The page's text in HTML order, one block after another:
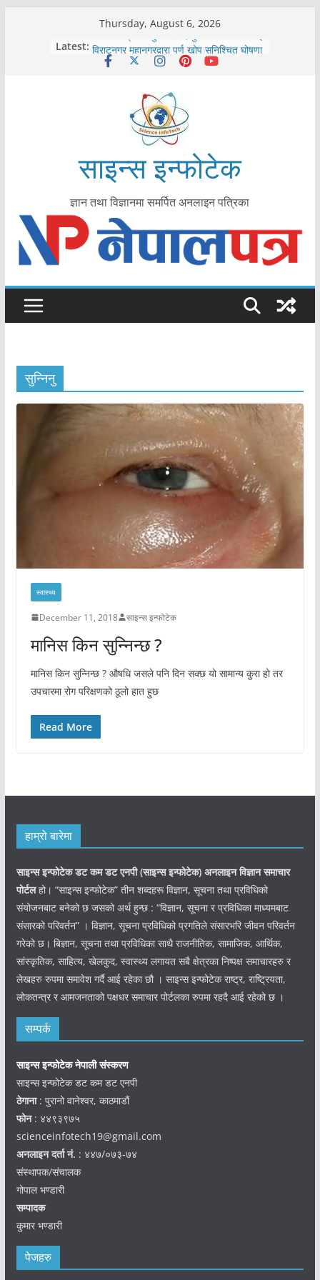
Thursday, August 6, 2026
Latest:
कोरोना संक्रमण पुष्टिपछि दार्चुलाका सीमामा कडाइ
विराटनगर महानगरद्वारा पूर्ण खोप सुनिश्चित घोषणा
तयारी
आयुर्वेद चिकित्सा प्रणालीको भूमिका महत्वपूर्ण छ :
मुख्यमन्त्री शाह
काभ्रेपलाञ्चोकमा आयुर्वेद स्वास्थ्योपचारतर्फ
साइन्स इन्फोटेक
ज्ञान तथा विज्ञानमा समर्पित अनलाइन पत्रिका
सुन्निनु
स्वास्थ्य
December 11, 2018 साइन्स इन्फोटेक
मानिस किन सुन्निन्छ ?
मानिस किन सुन्निन्छ ? औषधि जसले पनि दिन सक्छ यो सामान्य कुरा हो तर
उपचारमा रोग परिक्षणको ठूलो हात हु्छ
Read More
हाम्रो बारेमा
साइन्स इन्फोटेक डट कम डट एनपी (साइन्सइन्फोटेक) अनलाइन विज्ञान समाचार
पोर्टलहो। “साइन्स इन्फोटेक” तीन शब्दहरू विज्ञान, सूचना तथा प्रविधिको
संयोजनबाट बनेको छ जसको अर्थ हुन्छ : “विज्ञान, सूचना र प्रविधिका माध्यमबाट
संसारको परिवर्तन” । विज्ञान, सूचना प्रविधिको प्रगतिले संसारभरि जीवन परिवर्तन
गरेको छ। बिज्ञान, सूचना तथा प्रविधिका साथै राजनीतिक, सामाजिक, आर्थिक,
सांस्कृतिक, साहित्य, खेलकुद, स्वास्थ्य लगायत सबै क्षेत्रका निष्पक्ष समाचारहरु र
लेखहरु रुपमा समावेश गर्दै आई रहेका छौ । साइन्स इन्फोटेक राष्ट्र, राष्ट्रियता,
लोकतन्त्र र आमजनताको पक्षधर समाचार पोर्टलका रुपमा रहदै आई रहेको छ ।
सम्पर्क
साइन्स इन्फोटेक नेपाली संस्करण
साइन्स इन्फोटेक डट कम डट एनपी
ठेगाना: पुरानो वानेश्वर, काठमाडौं
फोन: ४४९३९७५
scienceinfotech19@gmail.com
अनलाइन दर्ता नं. : ४४७/०७३-७४
संस्थापक/संचालक
गोपाल भण्डारी
सम्पादक
कुमार भण्डारी
पेजहरु